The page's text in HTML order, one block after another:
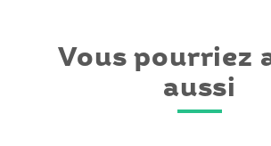
Vous pourriez
aussi